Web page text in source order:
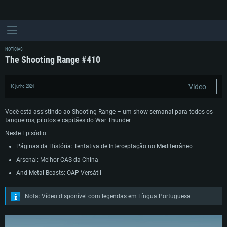
REQUERIMENTOS DE SISTEMA
NOTÍCIAS
The Shooting Range #410
10 junho 2024 Vídeo
Você está assistindo ao Shooting Range – um show semanal para todos os
tanqueiros, pilotos e capitães do War Thunder.
Neste Episódio:
Páginas da História: Tentativa de Interceptação no Mediterrâneo
Arsenal: Melhor CAS da China
And Metal Beasts: OAP Versátil
Nota: Vídeo disponível com legendas em Língua Portuguesa